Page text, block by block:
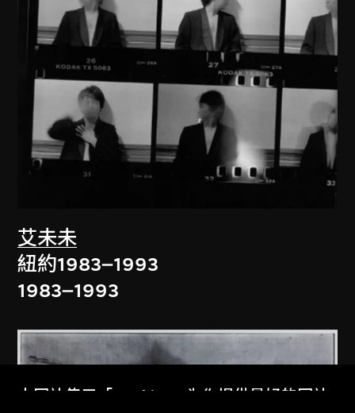
艾未未
紐約1983–1993
1983–1993
本网站使用「Cookies」为你提供最好的网站